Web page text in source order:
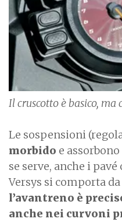
Il cruscotto è basico, ma
Le sospensioni
morbido e
se serve, anche i
Versys si comporta
l’avantreno è
anche nei curvoni